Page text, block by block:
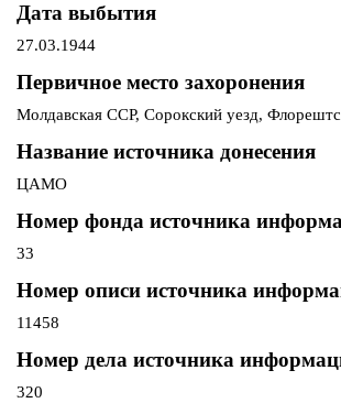
Дата выбытия
27.03.1944
Первичное место захоронения
Молдавская ССР, Сорокский уезд,
Название источника донесения
ЦАМО
Номер фонда источника
33
Номер описи источника
11458
Номер дела источника
320